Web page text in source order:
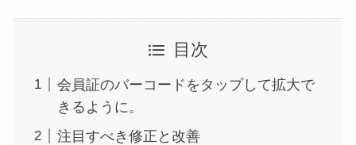
目次
会員証のバーコードをタップして拡大で
きるように。
注目すべき修正と改善